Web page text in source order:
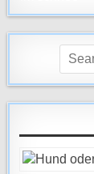
Search
for: